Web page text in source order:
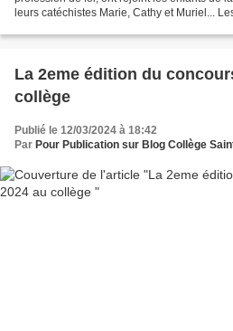
leurs catéchistes Marie, Cathy et Muriel...
La 2eme édition du
collège
Publié le 12/03/2024 à 18:42
Par Pour Publication sur Blog Collège